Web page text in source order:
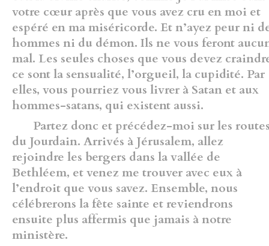
votre cœur après que vous avez cru en moi et
espéré en ma miséricorde. Et n’ayez peur ni
hommes ni du démon. Ils ne vous feront
mal. Les seules choses que vous devez
ce sont la sensualité, l’orgueil, la cupidité. Par
elles, vous pourriez vous livrer à Satan et aux
hommes-satans, qui existent aussi.
Partez donc et précédez-moi sur les
du Jourdain. Arrivés à Jérusalem, allez
rejoindre les bergers dans la vallée de
Bethléem, et venez me trouver avec eux à
l’endroit que vous savez. Ensemble, nous
célébrerons la fête sainte et reviendrons
ensuite plus affermis que jamais à notre
ministère.